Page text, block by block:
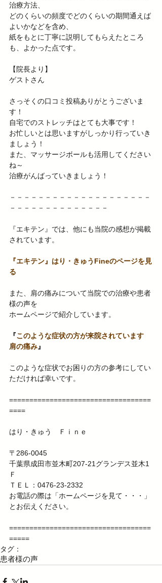
治療方法、
どのくらいの頻度でどのくらいの期間通えば
よいかなどを含め、
紙をもとに丁寧に説明してもらえたところ
も、よかった点です。
【院長より】
ゲストさん
さっそくの口コミ投稿ありがとうございま
す！
自宅でのストレッチはとても大事です！
お忙しいとは思いますがしっかり行っていき
ましょう！
また、マッサージボールも活用してください
ね～
治療がんばっていきましょう！
－－－－－－－－－－－－－－－－－－－－
－－－－－－－－－－－－－－
『エキテン』では、他にも当院の感想が掲載
されています。
『エキテン』はり・きゅうFineのページを見
る
また、肩の痛みについて当院での治療や患者
様の声を
ホームページで紹介しています。
『このような症状の方が来院されています
肩の痛み』
このような症状でお困りの方の参考にしてい
ただければ幸いです。
===================================
====
はり・きゅう　Ｆｉｎｅ
〒286-0045
千葉県成田市並木町207-21グランデス並木1
Ｆ
ＴＥＬ：0476-23-2332
お電話の際は「ホームページを見て・・・」
とお伝えください。
===================================
=====
タグ：
患者様の声